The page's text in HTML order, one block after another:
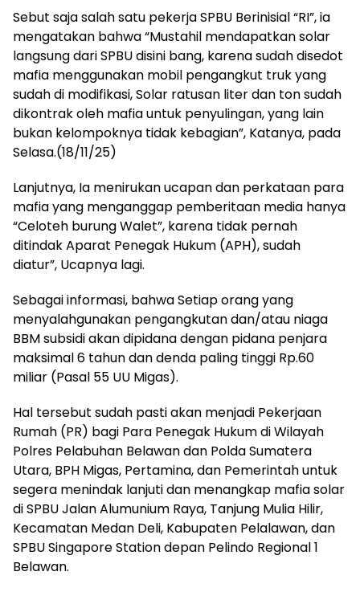
Sebut saja salah satu pekerja SPBU Berinisial “RI”, ia
mengatakan bahwa “Mustahil mendapatkan solar
langsung dari SPBU disini bang, karena sudah disedot
mafia menggunakan mobil pengangkut truk yang
sudah di modifikasi, Solar ratusan liter dan ton sudah
dikontrak oleh mafia untuk penyulingan, yang lain
bukan kelompoknya tidak kebagian”, Katanya, pada
Selasa.(18/11/25)
Lanjutnya, Ia menirukan ucapan dan perkataan para
mafia yang menganggap pemberitaan media hanya
“Celoteh burung Walet”, karena tidak pernah
ditindak Aparat Penegak Hukum (APH), sudah
diatur”, Ucapnya lagi.
Sebagai informasi, bahwa Setiap orang yang
menyalahgunakan pengangkutan dan/atau niaga
BBM subsidi akan dipidana dengan pidana penjara
maksimal 6 tahun dan denda paling tinggi Rp.60
miliar (Pasal 55 UU Migas).
Hal tersebut sudah pasti akan menjadi Pekerjaan
Rumah (PR) bagi Para Penegak Hukum di Wilayah
Polres Pelabuhan Belawan dan Polda Sumatera
Utara, BPH Migas, Pertamina, dan Pemerintah untuk
segera menindak lanjuti dan menangkap mafia solar
di SPBU Jalan Alumunium Raya, Tanjung Mulia Hilir,
Kecamatan Medan Deli, Kabupaten Pelalawan, dan
SPBU Singapore Station depan Pelindo Regional 1
Belawan.